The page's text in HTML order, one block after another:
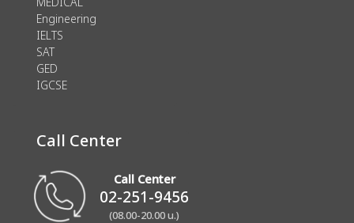
Engineering
IELTS
SAT
GED
IGCSE
Call Center
Call Center
02-251-9456
(08.00-20.00 น.)